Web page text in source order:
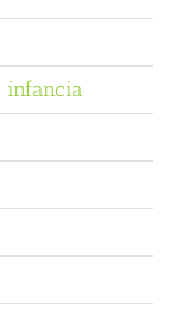
infancia